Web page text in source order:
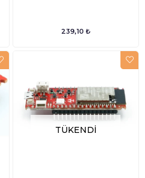
239,10 ₺
TÜKENDI